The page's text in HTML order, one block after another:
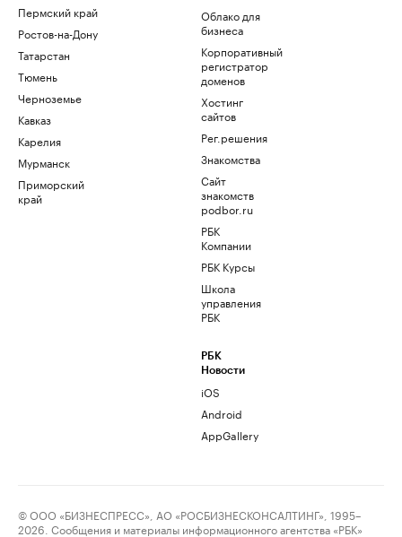
Пермский край
Ростов-на-Дону
Татарстан
Тюмень
Черноземье
Кавказ
Карелия
Мурманск
Приморский
край
Облако для
бизнеса
Корпоративный
регистратор
доменов
Хостинг
сайтов
Рег.решения
Знакомства
Сайт
знакомств
podbor.ru
РБК
Компании
РБК Курсы
Школа
управления
РБК
РБК
Новости
iOS
Android
AppGallery
© ООО «БИЗНЕСПРЕСС», АО «РОСБИЗНЕСКОНСАЛТИНГ», 1995–
2026. Сообщения и материалы информационного агентства «РБК»